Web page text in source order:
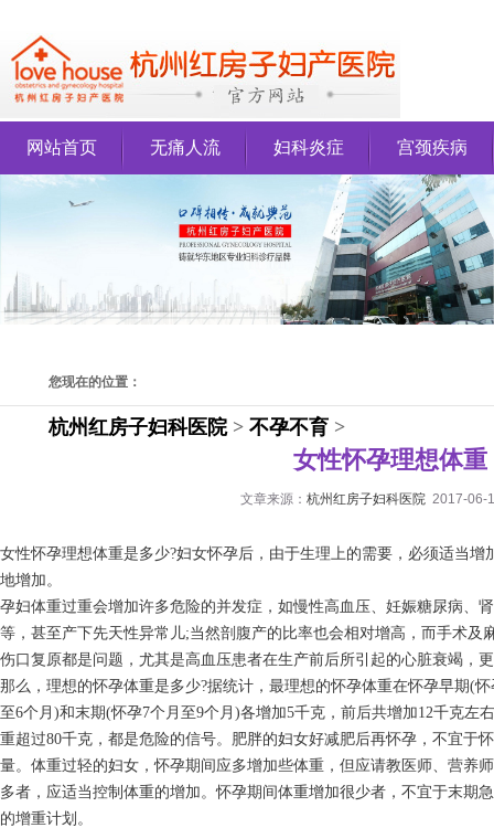
网站首页 无痛人流 妇科炎症 宫颈疾病
您现在的位置：
杭州红房子妇科医院> 不孕不育 >
女性怀孕理想体重
文章来源： 杭州红房子妇科医院 2017-06-
女性怀孕理想体重是多少?妇女怀孕后，由于生理上的需要，必须适当
地增加。
孕妇体重过重会增加许多危险的并发症，如慢性高血压、妊娠糖尿病、
等，甚至产下先天性异常儿;当然剖腹产的比率也会相对增高，而手术及
伤口复原都是问题，尤其是高血压患者在生产前后所引起的心脏衰竭，
那么，理想的怀孕体重是多少?据统计，最理想的怀孕体重在怀孕早期(
至6个月)和末期(怀孕7个月至9个月)各增加5千克，前后共增加12千克左
重超过80千克，都是危险的信号。肥胖的妇女好减肥后再怀孕，不宜于
量。体重过轻的妇女，怀孕期间应多增加些体重，但应请教医师、营养
多者，应适当控制体重的增加。怀孕期间体重增加很少者，不宜于末期
的增重计划。